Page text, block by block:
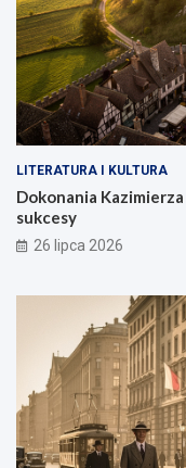
LITERATURA I KULTURA
Dokonania
sukcesy
26 lipca 2026